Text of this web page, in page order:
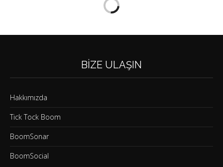
BIZE ULAŞIN
Hakkımızda
Tick Tock Boom
BoomSonar
BoomSocial